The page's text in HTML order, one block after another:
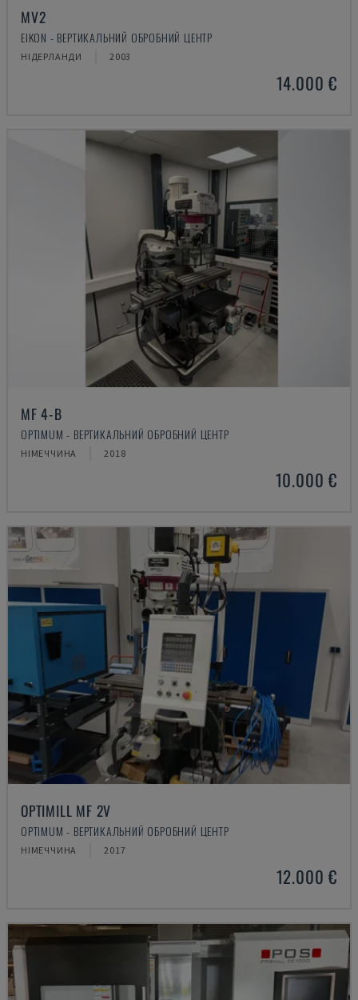
MV2
EIKON - ВЕРТИКАЛЬНИЙ ОБРОБНИЙ ЦЕНТР
НІДЕРЛАНДИ 2003
14.000 €
MF 4-B
OPTIMUM - ВЕРТИКАЛЬНИЙ ОБРОБНИЙ ЦЕНТР
НІМЕЧЧИНА 2018
10.000 €
OPTIMILL MF 2V
OPTIMUM - ВЕРТИКАЛЬНИЙ ОБРОБНИЙ ЦЕНТР
НІМЕЧЧИНА 2017
12.000 €